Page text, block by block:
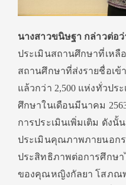
นางสาวขนิษฐา กล่าวต่อว่
ประเมินสถานศึกษาที่เหลื
สถานศึกษาที่ส่งรายชื่อเข้
แล้วกว่า 2,500 แห่งทั่วปร
ศึกษาในเดือนมีนาคม
การประเมินเพิ่มเติม ดังนั้
ประเมินคุณภาพภายนอก
ประสิทธิภาพต่อการศึกษ
ของคุณหญิงกัลยา โสภณ